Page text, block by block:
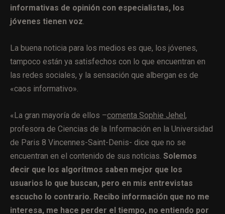
informativas de opinión con especialistas, los
jóvenes tienen voz.
La buena noticia para los medios es que, los jóvenes,
tampoco están ya satisfechos con lo que encuentran en
las redes sociales, y la sensación que albergan es de
«caos informativo».
«La gran mayoría de ellos –comenta Sophie Jehel ,
profesora de Ciencias de la Información en la Universidad
de Paris 8 Vincennes-Saint-Denis- dice que no se
encuentran en el contenido de sus noticias. Solemos
decir que los algoritmos saben mejor que los
usuarios lo que buscan, pero en mis entrevistas
escucho lo contrario. Recibo información que no me
interesa, me hace perder el tiempo, no entiendo por